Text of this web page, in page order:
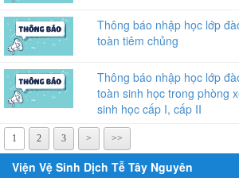
Thông báo nhập học lớp
toàn tiêm chủng
Thông báo nhập học lớp
toàn sinh học trong phòng
sinh học cấp I, cấp II
1 2 3 > >>
Viện Vệ Sinh Dịch Tễ Tây Nguyên